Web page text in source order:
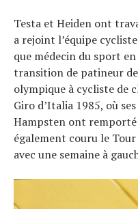
Testa et Heiden ont
a rejoint l’équipe
que médecin du sport
transition de patineur
olympique à cycliste de
Giro d’Italia 1985, où
Hampsten ont remporté
également couru le
avec une semaine à